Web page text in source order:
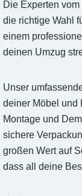
Die Experten
die richtige Wahl
einem
deinen Umzug
Unser
deiner Möbel und
Montage und
sichere
großen Wert auf
dass all deine